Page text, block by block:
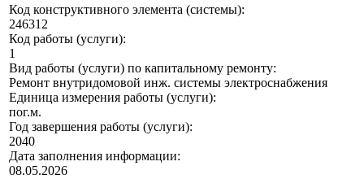
Код конструктивного элемента (системы):
246312
Код работы (услуги):
1
Вид работы (услуги) по капитальному ремонту:
Ремонт внутридомовой инж. системы электроснабжения
Единица измерения работы (услуги):
пог.м.
Год завершения работы (услуги):
2040
Дата заполнения информации:
08.05.2026